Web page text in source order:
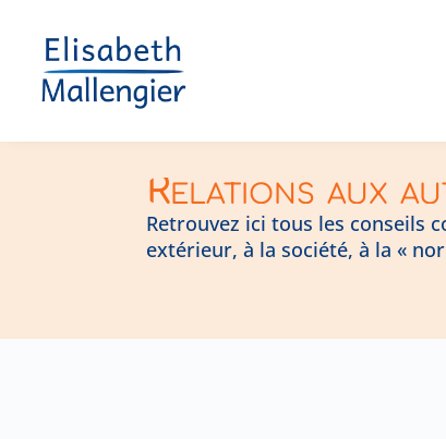
Relations aux
Retrouvez ici tous les conseils
extérieur, à la société, à la «